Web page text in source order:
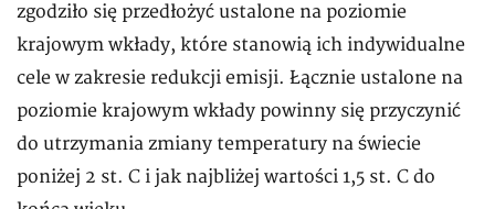
zgodziło się przedłożyć ustalone na poziomie
krajowym wkłady, które stanowią ich indywidualne
cele w zakresie redukcji emisji. Łącznie ustalone na
poziomie krajowym wkłady powinny się przyczynić
do utrzymania zmiany temperatury na świecie
poniżej 2 st. C i jak najbliżej wartości 1,5 st. C do